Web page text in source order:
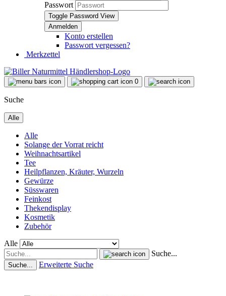
Passwort
Toggle Password View
Konto erstellen
Passwort vergessen?
Merkzettel
0
Suche
Alle
Alle
Solange der Vorrat reicht
Weihnachtsartikel
Tee
Heilpflanzen, Kräuter, Wurzeln
Gewürze
Süsswaren
Feinkost
Thekendisplay
Kosmetik
Zubehör
Alle
Suche...
Suche... Erweiterte Suche